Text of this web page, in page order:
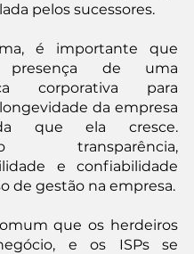
pelos sucessores.
é importante que
de uma
corporativa para
da empresa
que ela cresce.
transparência,
e confiabilidade
de gestão na empresa.
que os herdeiros
e os ISPs se